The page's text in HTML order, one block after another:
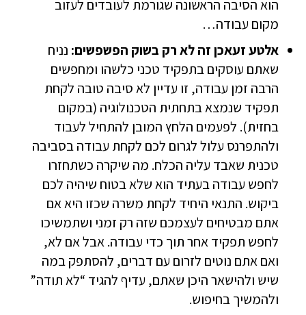
הוא הסיבה הראשונה שגורמת לעובדים לעזוב
מקום עבודה…
אלטע זעאכן זה לא רק בשוק הפשפשים: נניח
שאתם עוסקים בתפקיד טכני כלשהו ומחפשים
הרבה זמן עבודה, זו עדיין לא סיבה טובה לקחת
תפקיד שנמצא בתחתית הטכנולוגיה (במקום
בחזית). לפעמים הלחץ המובן להתחיל לעבוד
ולהתפרנס עלול לגרום לכם לקחת עבודה בסביבה
טכנית שאבד עליה הכלח. מה שיקרה כשתחזרו
לחפש עבודה בעתיד הוא שלא בטוח שיהיה לכם
ביקוש. התנאי היחיד לקחת משרה שכזו היא אם
אתם מבטיחים לעצמכם שזה רק זמני ושתמשיכו
לחפש תפקיד אחר תוך כדי עבודה. אבל אם לא,
ואם אתם נוטים לזרום עם דברים, להסתפק במה
שיש ולהישאר היכן שאתם, עדיף להגיד “לא תודה”
ולהמשיך בחיפוש.